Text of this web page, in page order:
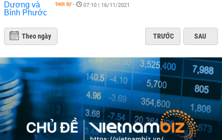
THỜI SỰ - 07:10 | 16/11/2021
Theo ngày TRƯỚC SAU